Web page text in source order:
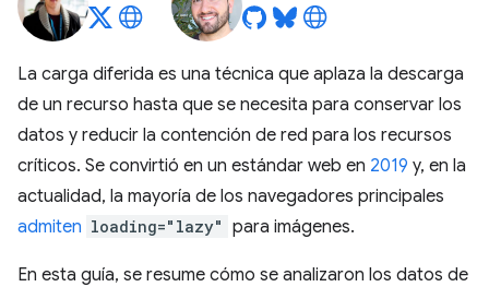
La carga diferida es una técnica que aplaza la descarga
de un recurso hasta que se necesita para conservar los
datos y reducir la contención de red para los recursos
críticos. Se convirtió en un estándar web en 2019 y, en la
actualidad, la mayoría de los navegadores principales
admiten loading="lazy" para imágenes.
En esta guía, se resume cómo se analizaron los datos de